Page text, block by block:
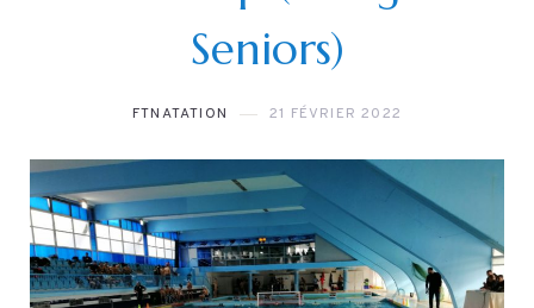
Seniors)
FTNATATION 21 FÉVRIER 2022